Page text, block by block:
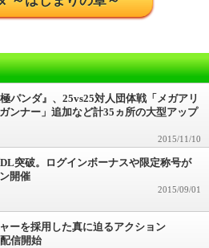
パンダ』、25vs25対人団体戦「メガアリ
ンナー」追加など計35ヵ所の大型アップ
2015/11/10
DL突破。ログインボーナスや限定称号が
開催
2015/09/01
ーを採用した真に迫るアクション
信開始